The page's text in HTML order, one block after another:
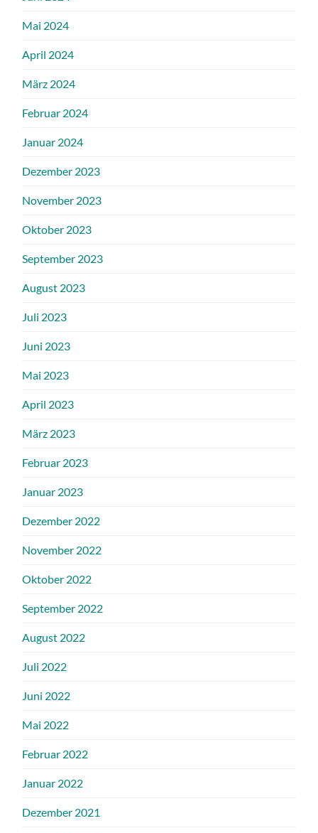
Mai 2024
April 2024
März 2024
Februar 2024
Januar 2024
Dezember 2023
November 2023
Oktober 2023
September 2023
August 2023
Juli 2023
Juni 2023
Mai 2023
April 2023
März 2023
Februar 2023
Januar 2023
Dezember 2022
November 2022
Oktober 2022
September 2022
August 2022
Juli 2022
Juni 2022
Mai 2022
Februar 2022
Januar 2022
Dezember 2021